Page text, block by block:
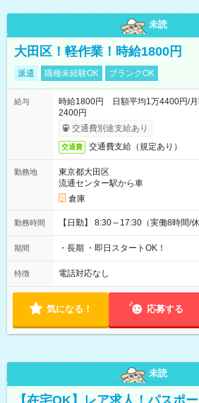
未読
大田区！軽作業！時給1800円
派遣 職種未経験OK ブランクOK
給与
時給1800円 日額平均1万4400円/
2400円
交通費別途支給あり
交通費 交通費支給（規定あり）
勤務地
東京都大田区
流通センター駅から車
倉庫
勤務時間 【日勤】 8:30～17:30（実働8時間/
期間 ・長期 ・即日スタートOK！
特徴 電話対応なし
気になる！ 応募する
未読
【在宅OK】レア求人！パスポ